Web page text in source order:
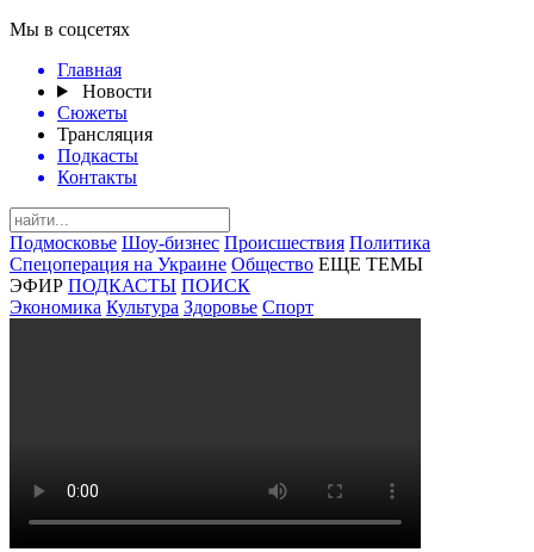
Мы в соцсетях
Главная
Новости
Сюжеты
Трансляция
Подкасты
Контакты
Подмосковье Шоу-бизнес Происшествия Политика
Спецоперация на Украине Общество ЕЩЕ ТЕМЫ
ЭФИР ПОДКАСТЫ ПОИСК
Экономика Культура Здоровье Спорт